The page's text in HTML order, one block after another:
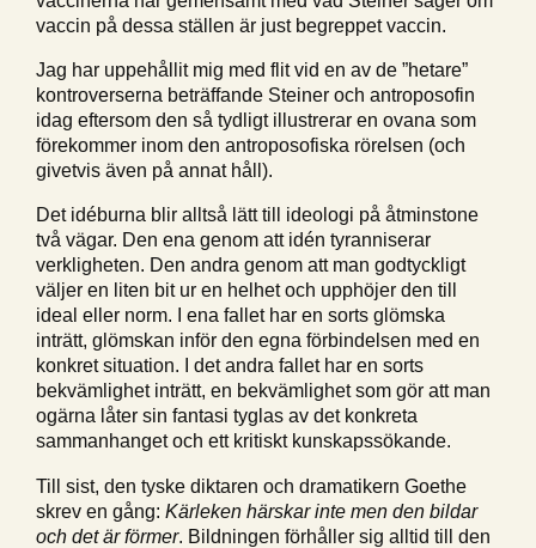
vaccin på dessa ställen är just begreppet vaccin.
Jag har uppehållit mig med flit vid en av de ”hetare”
kontroverserna beträffande Steiner och antroposofin
idag eftersom den så tydligt illustrerar en ovana som
förekommer inom den antroposofiska rörelsen (och
givetvis även på annat håll).
Det idéburna blir alltså lätt till ideologi på åtminstone
två vägar. Den ena genom att idén tyranniserar
verkligheten. Den andra genom att man godtyckligt
väljer en liten bit ur en helhet och upphöjer den till
ideal eller norm. I ena fallet har en sorts glömska
inträtt, glömskan inför den egna förbindelsen med en
konkret situation. I det andra fallet har en sorts
bekvämlighet inträtt, en bekvämlighet som gör att man
ogärna låter sin fantasi tyglas av det konkreta
sammanhanget och ett kritiskt kunskapssökande.
Till sist, den tyske diktaren och dramatikern Goethe
skrev en gång:Kärleken härskar inte men den bildar
och det är förmer. Bildningen förhåller sig alltid till den